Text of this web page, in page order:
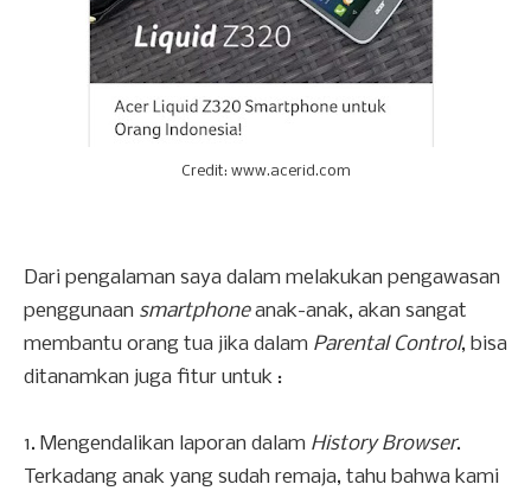
Credit: www.acerid.com
Dari pengalaman saya dalam melakukan pengawasan
penggunaan smartphoneanak-anak, akan sangat
membantu orang tua jika dalam Parental Control, bisa
ditanamkan juga fitur untuk :
1. Mengendalikan laporan dalam History Browser.
Terkadang anak yang sudah remaja, tahu bahwa kami